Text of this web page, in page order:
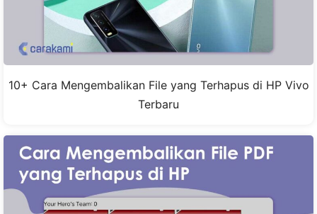
10+ Cara Mengembalikan File yang Terhapus di HP Vivo
Terbaru